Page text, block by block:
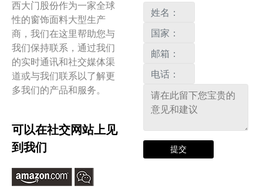
西大门股份作为一家全球
性的窗饰面料大型生产
商，我们在这里帮助您与
我们保持联系，通过我们
的实时通讯和社交媒体渠
道或与我们联系以了解更
多我们的产品和服务。
可以在社交网站上见
到我们
提交